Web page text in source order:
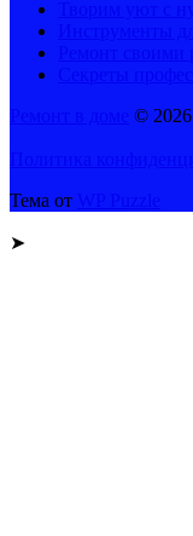
© 2026
Тема от
➤